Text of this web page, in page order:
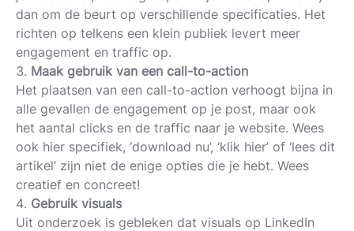
dan om de beurt op verschillende specificaties. Het
richten op telkens een klein publiek levert meer
engagement en traffic op.
Maak gebruik van een call-to-action
Het plaatsen van een call-to-action verhoogt bijna in
alle gevallen de engagement op je post, maar ook
het aantal clicks en de traffic naar je website. Wees
ook hier specifiek, ‘download nu’, ‘klik hier’ of ‘lees dit
artikel’ zijn niet de enige opties die je hebt. Wees
creatief en concreet!
Gebruik visuals
Uit onderzoek is gebleken dat visuals op LinkedIn